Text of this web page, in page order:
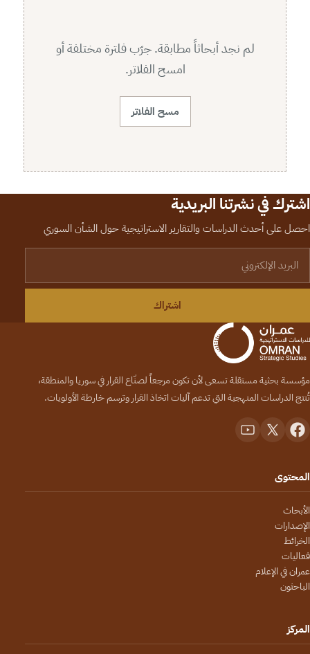
لم نجد أبحاثاً مطابقة. جرّب فلترة مختلفة أو
امسح الفلاتر.
مسح الفلاتر
اشترك في نشرتنا البريدية
احصل على أحدث الدراسات والتقارير الاستراتيجية حول الشأن السوري
اشتراك
مؤسسة بحثية مستقلة تسعى لأن تكون مرجعاً لصنّاع القرار في سوريا والمنطقة،
تُنتج الدراسات المنهجية التي تدعم آليات اتخاذ القرار وترسم خارطة الأولويات.
المحتوى
الأبحاث
الإصدارات
الخرائط
فعاليات
عمران في الإعلام
الباحثون
المركز